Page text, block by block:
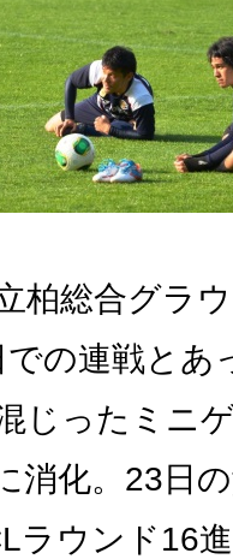
柏総合グラ
での連戦とあ
じったミニ
消化。23日
ラウンド16